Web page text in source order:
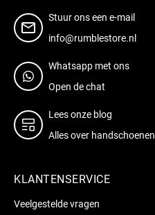
Stuur ons een e-mail
info@rumblestore.nl
Whatsapp met ons
Open de chat
Lees onze blog
Alles over handschoenen
KLANTENSERVICE
Veelgestelde vragen